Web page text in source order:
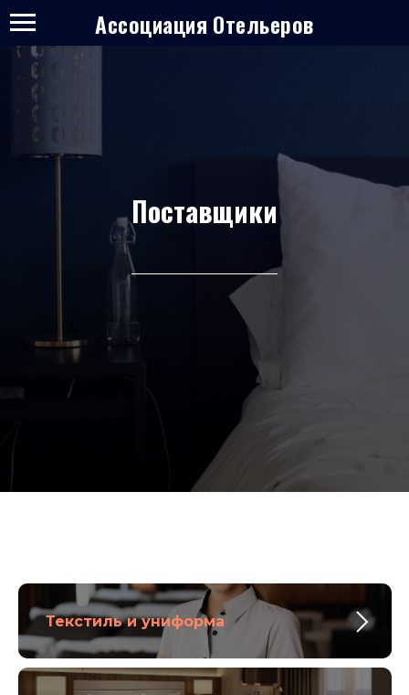
Ассоциация Отельеров
Поставщики
Текстиль и униформа